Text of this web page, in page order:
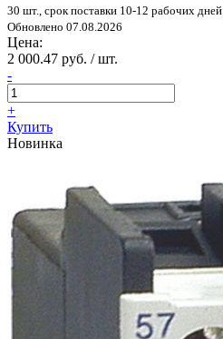
30 шт., срок поставки 10-12 рабочих дней
Обновлено 07.08.2026
Цена:
2 000.47 руб. / шт.
-
+
Купить
Новинка